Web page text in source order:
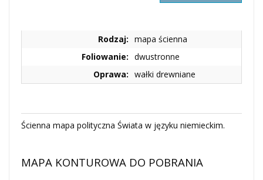
Rodzaj: mapa ścienna
Foliowanie: dwustronne
Oprawa: wałki drewniane
Ścienna mapa polityczna Świata w języku niemieckim.
MAPA KONTUROWA DO POBRANIA